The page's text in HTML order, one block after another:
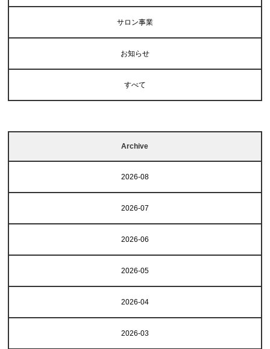
サロン事業
お知らせ
すべて
Archive
2026-08
2026-07
2026-06
2026-05
2026-04
2026-03